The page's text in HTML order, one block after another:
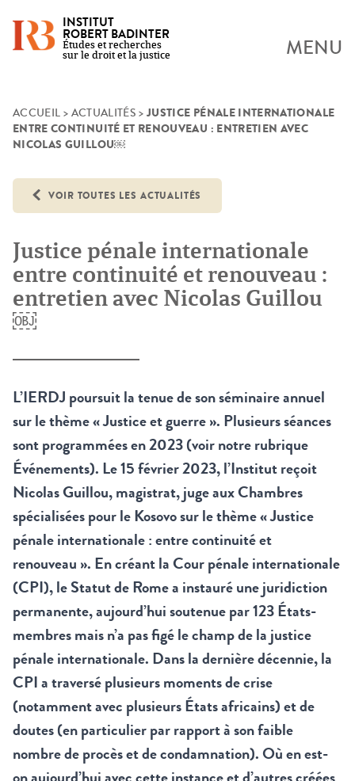
Skip
content
INSTITUT
ROBERT BADINTER
Études et recherches
sur le droit et la justice
MENU
ACCUEIL > ACTUALITÉS >JUSTICE PÉNALE INTERNATIONALE
ENTRE CONTINUITÉ ET RENOUVEAU : ENTRETIEN AVEC
NICOLAS GUILLOU￼
VOIR TOUTES LES ACTUALITÉS
Justice pénale internationale
entre continuité et renouveau :
entretien avec Nicolas Guillou
￼
L’IERDJ poursuit la tenue de son séminaire annuel
sur le thème « Justice et guerre ». Plusieurs séances
sont programmées en 2023 (voir notre rubrique
Événements). Le 15 février 2023, l’Institut reçoit
Nicolas Guillou, magistrat, juge aux Chambres
spécialisées pour le Kosovo sur le thème « Justice
pénale internationale : entre continuité et
renouveau ». En créant la Cour pénale internationale
(CPI), le Statut de Rome a instauré une juridiction
permanente, aujourd’hui soutenue par 123 États-
membres mais n’a pas figé le champ de la justice
pénale internationale. Dans la dernière décennie, la
CPI a traversé plusieurs moments de crise
(notamment avec plusieurs États africains) et de
doutes (en particulier par rapport à son faible
nombre de procès et de condamnation). Où en est-